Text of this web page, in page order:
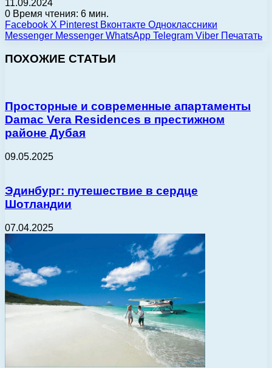
11.09.2024
0 Время чтения: 6 мин.
Facebook X Pinterest Вконтакте Одноклассники
Messenger Messenger WhatsApp Telegram Viber Печатать
ПОХОЖИЕ СТАТЬИ
Просторные и современные апартаменты
Damac Vera Residences в престижном
районе Дубая
09.05.2025
Эдинбург: путешествие в сердце
Шотландии
07.04.2025